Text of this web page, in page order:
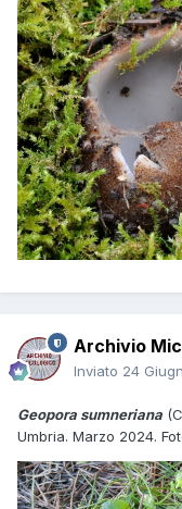
Archivio
Inviato 24
Geopora sumneriana
Umbria. Marzo 2024.